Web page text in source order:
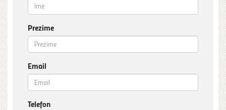
Prezime
Email
Telefon